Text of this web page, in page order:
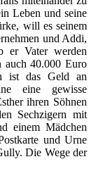
Leben und seine
will es seinem
und Addi,
er Vater werden
auch 40.000 Euro
ist das Geld an
eine gewisse
ihren Söhnen
Sechzigern mit
einem Mädchen
und Urne
Die Wege der